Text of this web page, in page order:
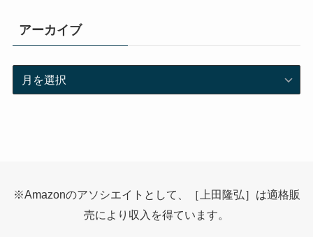
アーカイブ
※Amazonのアソシエイトとして、［上田隆弘］は適格販
売により収入を得ています。